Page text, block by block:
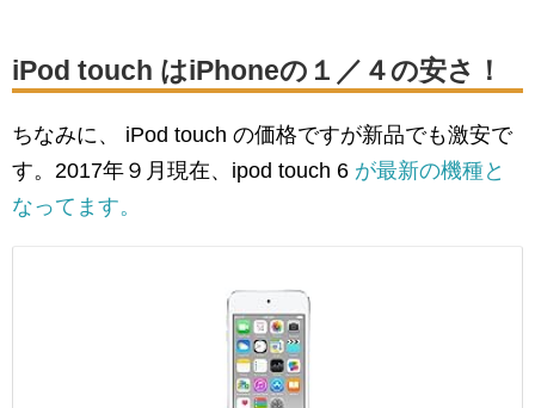
iPod touch はiPhoneの１／４の安さ！
ちなみに、 iPod touch の価格ですが新品でも激安で
す。2017年９月現在、 ipod touch 6 が最新の機種と
なってます。